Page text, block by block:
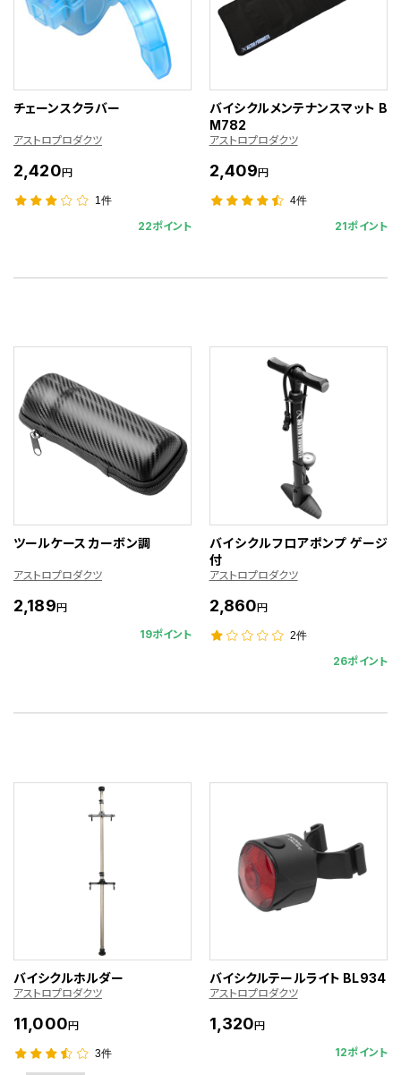
チェーンスクラバー
アストロプロダクツ
2,420円
1件
22ポイント
バイシクルメンテナンスマット B
M782
アストロプロダクツ
2,409円
4件
21ポイント
ツールケース カーボン調
アストロプロダクツ
2,189円
19ポイント
バイシクルフロアポンプ ゲージ
付
アストロプロダクツ
2,860円
2件
26ポイント
バイシクルホルダー
アストロプロダクツ
11,000円
3件
バイシクルテールライト BL934
アストロプロダクツ
1,320円
12ポイント